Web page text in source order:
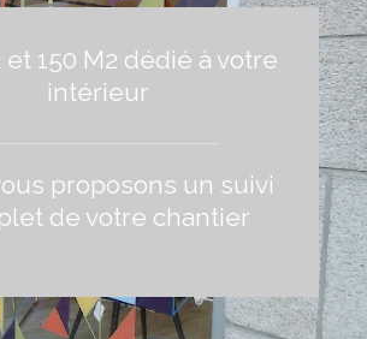
et 150 M2 dédié à votre
intérieur
proposons un suivi
de votre chantier